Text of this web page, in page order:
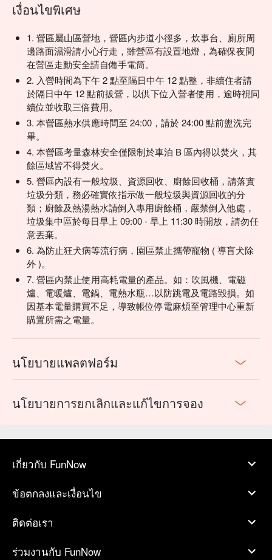
เงื่อนไขพิเศษ
1. 營區屬山區營地，營區內步道小徑多，炊事台、廁所周
邊路面濕滑請小心行走，雖營區有設置地燈，為確保夜間
在營區走動安全請自備手電筒。
2. 入營時間為下午 2 點至隔日中午 12 點整，非續住者請
於隔日中午 12 點前拔營，以供下位入營者使用，逾時視同
續位並收取三倍費用。
3. 本營區熱水供應時間至 24:00，請於 24:00 點前盥洗完
畢。
4. 本營區考量森林安全僅限制於車泊 B 區內得以焚火，其
餘區域皆不得焚火。
5. 營區內設有一般垃圾、資源回收、廚餘回收桶，請落實
垃圾分類，務必確實依指示做一般垃圾與資源回收的分
類；廚餘及熱湯熱水請倒入專用廚餘桶，嚴禁倒入他處，
垃圾集中區於每日早上 09:00 - 早上 11:30 時開放，請勿任
意丟棄。
6. 為防止狂犬病等流行病，園區禁止攜帶寵物 ( 導盲犬除
外 )。
7. 營區內禁止使用高耗電量的產品。如：吹風機、電磁
爐、電暖爐、電鍋、電熱水瓶…以防跳電及電路毀損。如
因基本電量購買不足，導致帳位停電麻煩至管理中心重新
購置所需之電量。
นโยบายแพลตฟอร์ม
นโยบายการยกเลิกและแก้ไขการจอง
เกี่ยวกับ FunNow
ข้อตกลงและเงื่อนไข
ติดต่อเรา
ร่วมงานกับ FunNow